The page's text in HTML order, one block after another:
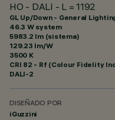
HO - DALI - L = 1192
GL Up/Down - General
46.3 W system
5983.2 lm (sistema)
129.23 lm/W
3500 K
CRI 82 - Rf (Colour Fidelity
DALI-2
DISEÑADO POR
iGuzzini